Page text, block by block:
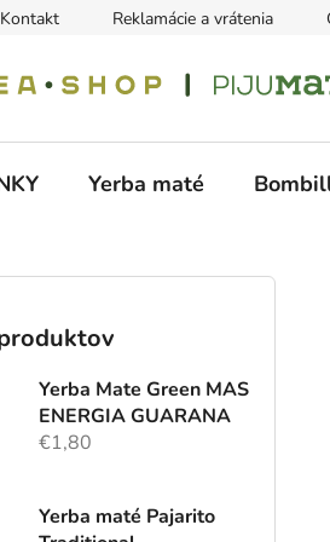
Kontakt Reklamácie a vrátenia
Yerba maté
Yerba Mate Green MAS
ENERGIA GUARANA
€1,80
Yerba maté Pajarito